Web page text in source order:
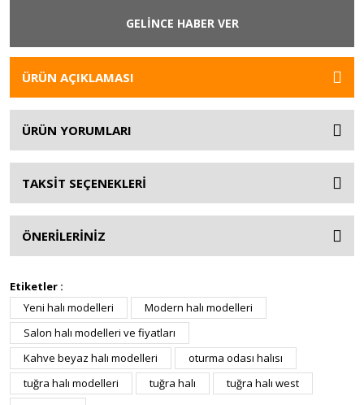
GELİNCE HABER VER
ÜRÜN AÇIKLAMASI
ÜRÜN YORUMLARI
TAKSİT SEÇENEKLERİ
ÖNERİLERİNİZ
Etiketler :
Yeni halı modelleri
Modern halı modelleri
Salon halı modelleri ve fiyatları
Kahve beyaz halı modelleri
oturma odası halısı
tuğra halı modelleri
tuğra halı
tuğra halı west